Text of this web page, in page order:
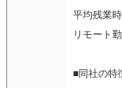
平均残業
リモート
■同社の特